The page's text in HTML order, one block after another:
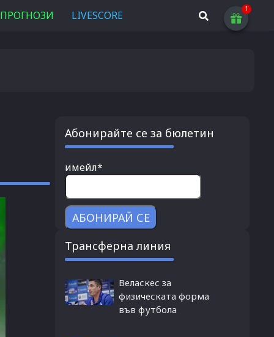
ПРОГНОЗИ LIVESCORE
Абонирайте се за бюлетин
имейл*
Трансферна линия
Веласкес за
физическата форма
във футбола